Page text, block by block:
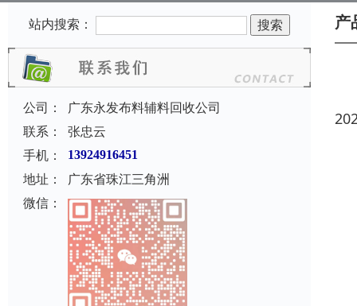
站内搜索：
公司：
广东永发布料辅料回收公司
联系：
张忠云
手机：
13924916451
地址：
广东省珠江三角洲
微信：
产